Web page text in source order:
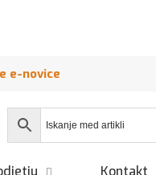
e-novice
Kontakt